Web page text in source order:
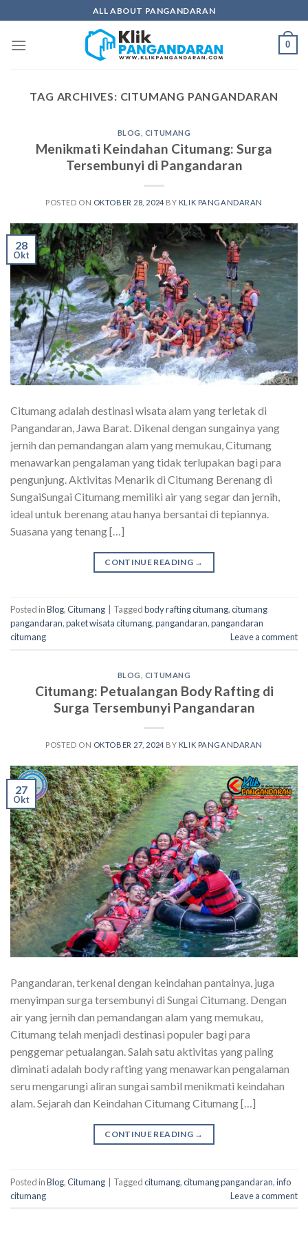
to
content
ALL ABOUT PANGANDARAN
0
TAG ARCHIVES: CITUMANG PANGANDARAN
BLOG CITUMANG
Menikmati Keindahan Citumang: Surga
Tersembunyi di Pangandaran
POSTED ON OKTOBER 28, 2024 BY KLIK PANGANDARAN
28
Okt
Citumang adalah destinasi wisata alam yang terletak di
Pangandaran, Jawa Barat. Dikenal dengan sungainya yang
jernih dan pemandangan alam yang memukau, Citumang
menawarkan pengalaman yang tidak terlupakan bagi para
pengunjung. Aktivitas Menarik di Citumang Berenang di
SungaiSungai Citumang memiliki air yang segar dan jernih,
ideal untuk berenang atau hanya bersantai di tepiannya.
Suasana yang tenang […]
CONTINUE READING →
Posted inBlog,Citumang Taggedbody rafting citumang,citumang
pangandaran,paket wisata citumang,pangandaran,pangandaran
citumang
Leave a comment
BLOG CITUMANG
Citumang: Petualangan Body Rafting di
Surga Tersembunyi Pangandaran
POSTED ON OKTOBER 27, 2024 BY KLIK PANGANDARAN
27
Okt
Pangandaran, terkenal dengan keindahan pantainya, juga
menyimpan surga tersembunyi di Sungai Citumang. Dengan
air yang jernih dan pemandangan alam yang memukau,
Citumang telah menjadi destinasi populer bagi para
penggemar petualangan. Salah satu aktivitas yang paling
diminati adalah body rafting yang menawarkan pengalaman
seru mengarungi aliran sungai sambil menikmati keindahan
alam. Sejarah dan Keindahan Citumang Citumang […]
CONTINUE READING →
Posted inBlog,Citumang Taggedcitumang,citumang pangandaran,info
citumang
Leave a comment